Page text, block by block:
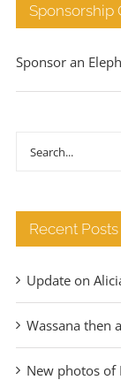
Sponsorship
Sponsor an
Search
Recent Posts
Update on
Wassana then
New photos of